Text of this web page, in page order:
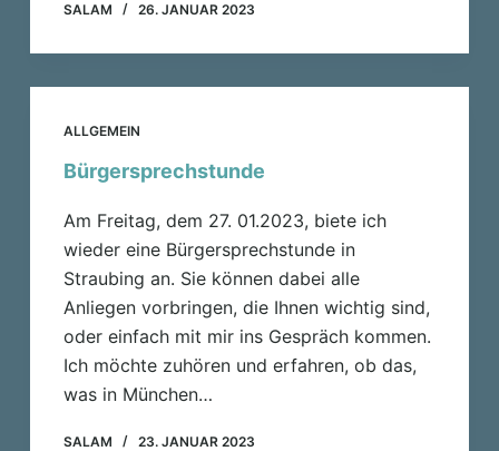
SALAM 26. JANUAR 2023
ALLGEMEIN
Bürgersprechstunde
Am Freitag, dem 27. 01.2023, biete ich
wieder eine Bürgersprechstunde in
Straubing an. Sie können dabei alle
Anliegen vorbringen, die Ihnen wichtig sind,
oder einfach mit mir ins Gespräch kommen.
Ich möchte zuhören und erfahren, ob das,
was in München…
SALAM 23. JANUAR 2023